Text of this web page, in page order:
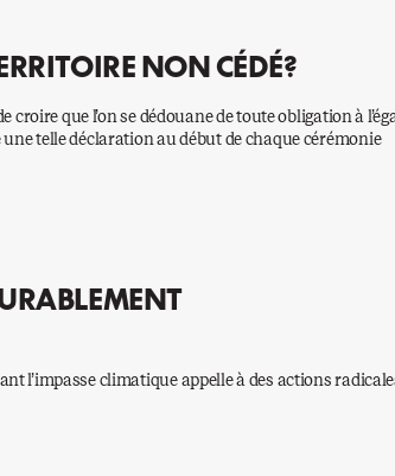
NON CÉDÉ?
croire que l’on se dédouane de toute obligation à
telle déclaration au début de chaque cérémonie
l’impasse climatique appelle à des actions